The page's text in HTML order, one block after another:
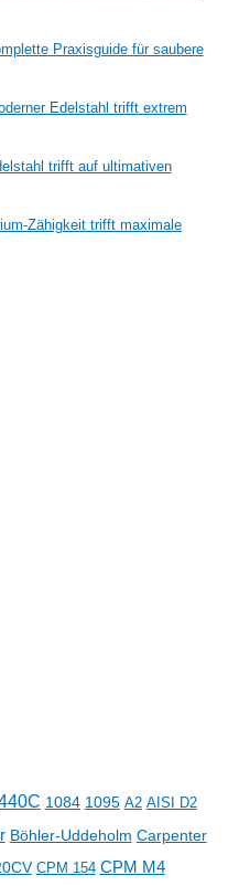
Praxisguide für saubere
Edelstahl trifft extrem
trifft auf ultimativen
Zähigkeit trifft maximale
1084 1095 A2 AISI D2
Böhler-Uddeholm Carpenter
CPM 154 CPM M4